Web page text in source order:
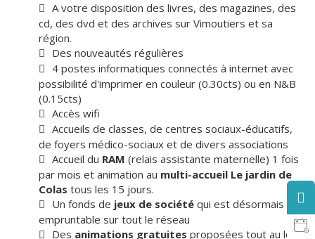
A votre disposition des livres, des magazines, des
cd, des dvd et des archives sur Vimoutiers et sa
région.
Des nouveautés régulières
4 postes informatiques connectés à internet avec
possibilité d'imprimer en couleur (0.30cts) ou en N&B
(0.15cts)
Accès wifi
Accueils de classes, de centres sociaux-éducatifs,
de foyers médico-sociaux et de divers associations
Accueil du RAM (relais assistante maternelle) 1 fois
par mois et animation au multi-accueil Le jardin de
Colas tous les 15 jours.
Un fonds de jeux de société qui est désormais
empruntable sur tout le réseau
Des animations gratuites proposées tout au long